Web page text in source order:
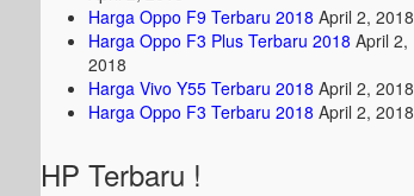
Harga Oppo F9 Terbaru 2018 April 2, 2018
Harga Oppo F3 Plus Terbaru 2018 April 2,
2018
Harga Vivo Y55 Terbaru 2018 April 2, 2018
Harga Oppo F3 Terbaru 2018 April 2, 2018
HP Terbaru !